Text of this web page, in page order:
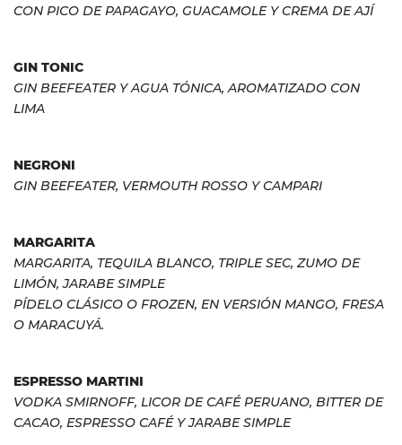
CON PICO DE PAPAGAYO, GUACAMOLE Y CREMA DE AJÍ
GIN TONIC
GIN BEEFEATER Y AGUA TÓNICA, AROMATIZADO CON
LIMA
NEGRONI
GIN BEEFEATER, VERMOUTH ROSSO Y CAMPARI
MARGARITA
MARGARITA, TEQUILA BLANCO, TRIPLE SEC, ZUMO DE
LIMÓN, JARABE SIMPLE
PÍDELO CLÁSICO O FROZEN, EN VERSIÓN MANGO, FRESA
O MARACUYÁ.
ESPRESSO MARTINI
VODKA SMIRNOFF, LICOR DE CAFÉ PERUANO, BITTER DE
CACAO, ESPRESSO CAFÉ Y JARABE SIMPLE